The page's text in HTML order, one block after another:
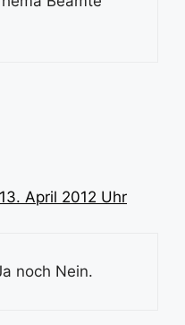
April 2012 Uhr
noch Nein.